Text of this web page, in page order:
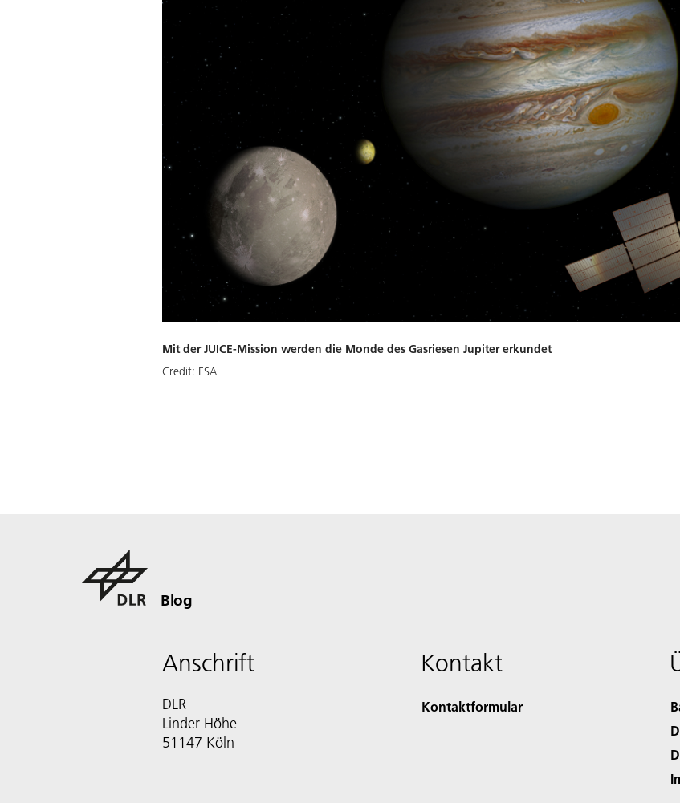
Mit der JUICE-Mission werden die Monde des Gasriesen Jupiter erkundet
Credit: ESA
Blog
Anschrift
DLR
Linder Höhe
51147 Köln
Kontakt
Kontaktformular